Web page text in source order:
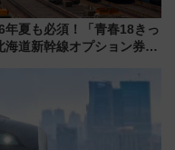
年夏も必須！「青春18きっ
海道新幹線オプション券」